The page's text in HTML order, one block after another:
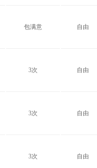
包满意 自由
3次 自由
3次 自由
3次 自由